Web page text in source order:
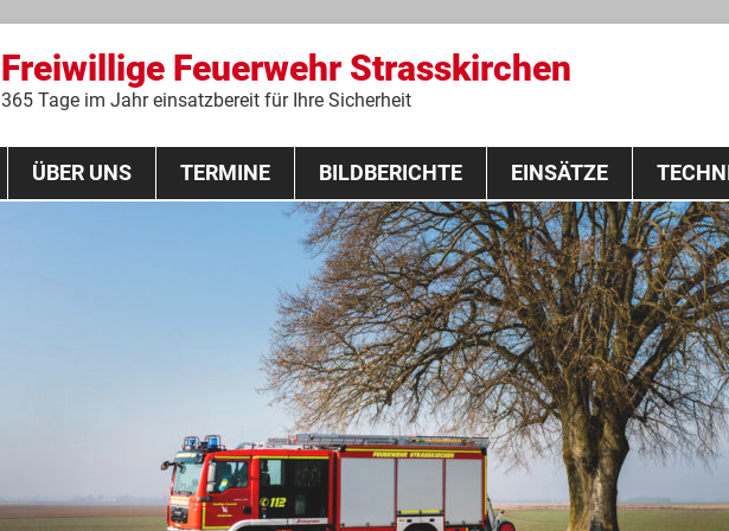
Freiwillige Feuerwehr Strasskirchen
365 Tage im Jahr einsatzbereit für Ihre Sicherheit
Zum
springen
ÜBER UNS TERMINE
THL Lehrgang 2020
BILDBERICHTE EINSÄTZE
Fahrzeuge
Ausrüstung